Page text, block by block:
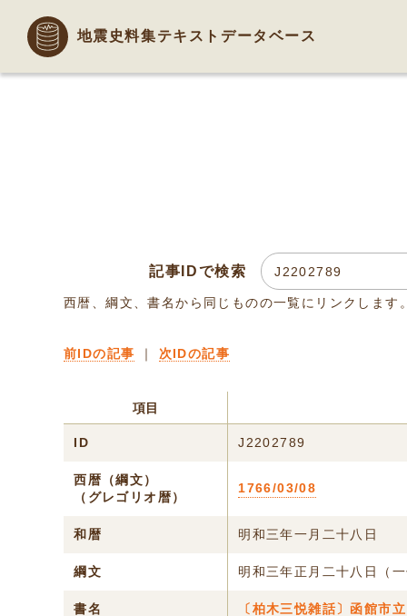
地震史料集テキストデータベース
記事IDで検索
西暦、綱文、書名から同じものの一覧にリンクします
前IDの記事 ｜ 次IDの記事
項目
ID J2202789
西暦（綱文）
（グレゴリオ暦）
1766/03/08
和暦 明和三年一月二十八日
綱文 明和三年正月二十八日（
書名 〔柏木三悦雑話〕函館市